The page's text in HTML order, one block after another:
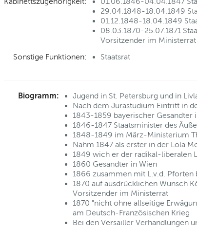
29.04.1848-18.04.1849
01.12.1848-18.04.1849
08.03.1870-25.07.1871
Vorsitzender im Ministerrat
Sonstige Funktionen:
Staatsrat
Biogramm:
Jugend in St. Petersburg und in
Nach dem Jurastudium Eintritt in
1843-1859 bayerischer Gesandter
1846-1847 Staatsminister des
1848-1849 im März-Ministerium
Nahm 1847 als erster in der Lola
1849 wich er der radikal-liberalen
1860 Gesandter in Wien
1866 zusammen mit L.v.d. Pforten
1870 auf ausdrücklichen Wunsch
Vorsitzender im Ministerrat
1870 "nicht ohne allseitige
am Deutsch-Französischen Krieg
Bei den Versailler Verhandlungen